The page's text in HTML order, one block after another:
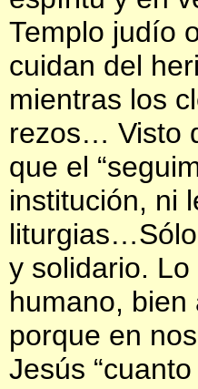
Templo judío
cuidan del
mientras los
rezos… Visto
que el
institución, ni
y solidario.
humano,
porque en
Jesús